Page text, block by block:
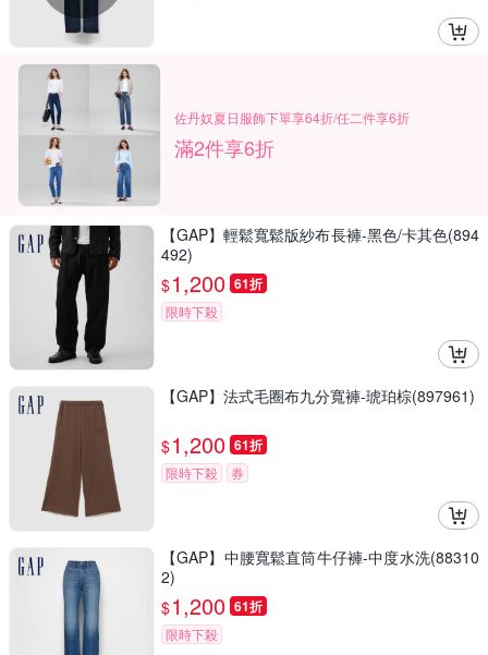
佐丹奴夏日服飾下單享64折/任二件享6折
滿2件享6折
【GAP】輕鬆寬鬆版紗布長褲-黑色/卡其色(894
492)
$1,200 61折
限時下殺
【GAP】法式毛圈布九分寬褲-琥珀棕(897961)
$1,200 61折
限時下殺 券
【GAP】中腰寬鬆直筒牛仔褲-中度水洗(88310
2)
$1,200 61折
限時下殺